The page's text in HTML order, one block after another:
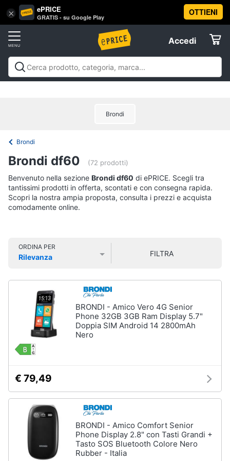
× ePRICE
GRATIS - su Google Play
OTTIENI
Accedi
Accedi
Registrati
Offerte
Tv
e
Home
Cinema
home
Audio
Clima
Arredo
Brico
e
Salute
Vai
al
Brondi
Brondi
Brondi df60 (72 prodotti)
Benvenuto nella sezione Brondi df60 di ePRICE. Scegli tra
tantissimi prodotti in offerta, scontati e con consegna rapida.
Scopri la nostra ampia proposta, consulta i prezzi e acquista
comodamente online.
ORDINA PER
Rilevanza
FILTRA
BRONDI - Amico Vero 4G Senior
Phone 32GB 3GB Ram Display 5.7"
Doppia SIM Android 14 2800mAh
Nero
€ 79,49
BRONDI - Amico Comfort Senior
Phone Display 2.8" con Tasti Grandi +
Tasto SOS Bluetooth Colore Nero
Rubber - Italia